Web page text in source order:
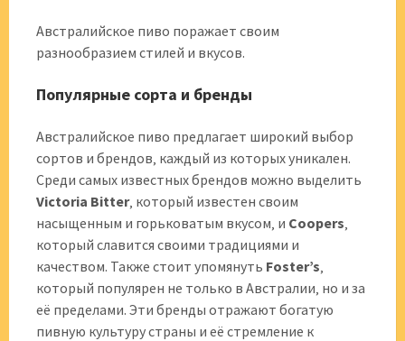
Австралийское пиво поражает своим
разнообразием стилей и вкусов.
Популярные сорта и бренды
Австралийское пиво предлагает широкий выбор
сортов и брендов‚ каждый из которых уникален.
Среди самых известных брендов можно выделить
Victoria Bitter‚ который известен своим
насыщенным и горьковатым вкусом‚ и Coopers‚
который славится своими традициями и
качеством. Также стоит упомянуть Foster’s‚
который популярен не только в Австралии‚ но и за
её пределами. Эти бренды отражают богатую
пивную культуру страны и её стремление к